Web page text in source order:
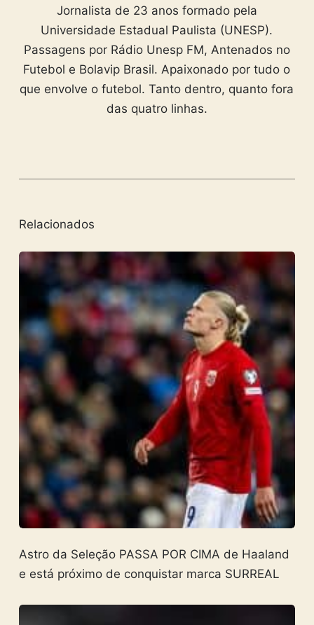
Jornalista de 23 anos formado pela
Universidade Estadual Paulista (UNESP).
Passagens por Rádio Unesp FM, Antenados no
Futebol e Bolavip Brasil. Apaixonado por tudo o
que envolve o futebol. Tanto dentro, quanto fora
das quatro linhas.
Relacionados
Astro da Seleção PASSA POR CIMA de Haaland
e está próximo de conquistar marca SURREAL